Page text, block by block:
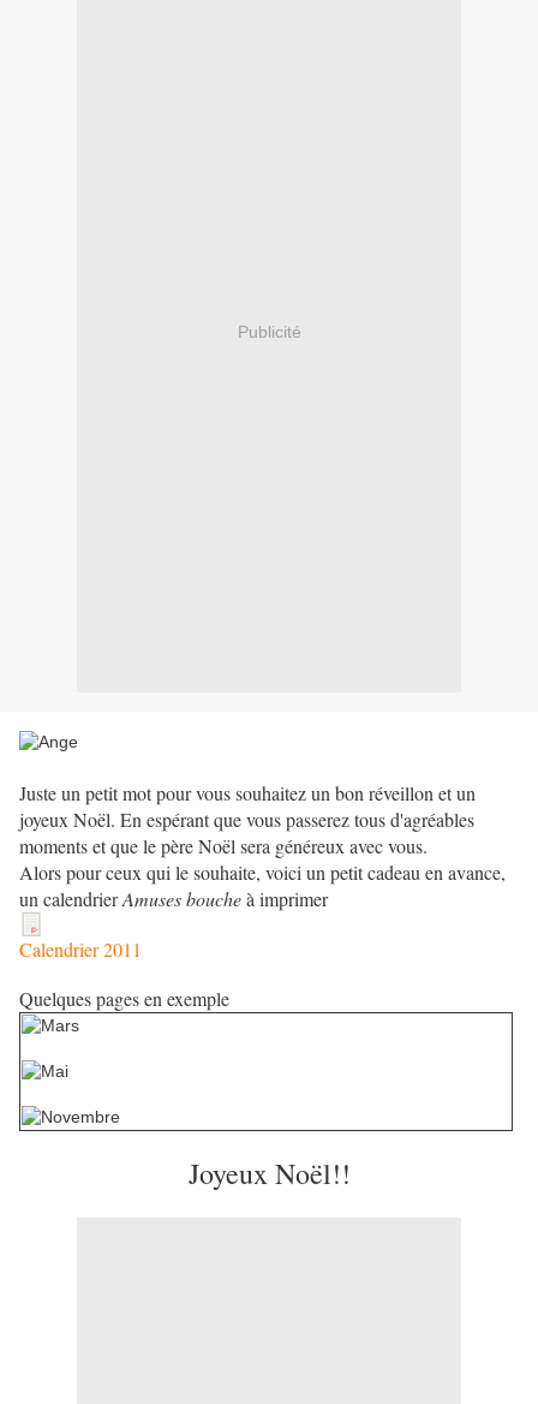
Publicité
Juste un petit mot pour vous souhaitez un bon réveillon et un
joyeux Noël. En espérant que vous passerez tous d'agréables
moments et que le père Noël sera généreux avec vous.
Alors pour ceux qui le souhaite, voici un petit cadeau en avance,
un calendrierAmuses boucheà imprimer
Calendrier 2011
Quelques pages en exemple
Joyeux Noël!!